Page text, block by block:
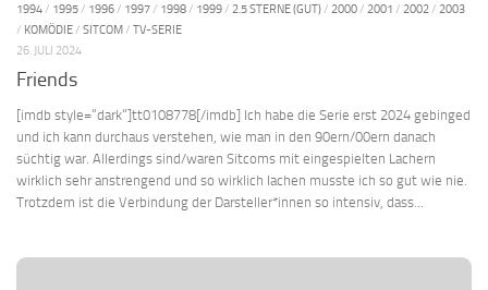
1994/ 1995/ 1996/ 1997/ 1998/ 1999/ 2.5 STERNE (GUT)/ 2000/ 2001 / 2002/ 2003
/ KOMÖDIE/ SITCOM/ TV-SERIE
26. JULI 2024
Friends
[imdb style=“dark“]tt0108778[/imdb] Ich habe die Serie erst 2024 gebinged
und ich kann durchaus verstehen, wie man in den 90ern/00ern danach
süchtig war. Allerdings sind/waren Sitcoms mit eingespielten Lachern
wirklich sehr anstrengend und so wirklich lachen musste ich so gut wie nie.
Trotzdem ist die Verbindung der Darsteller*innen so intensiv, dass...